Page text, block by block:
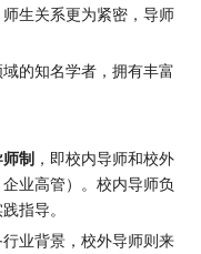
生关系更为紧密，导师
的知名学者，拥有丰富
制 ，即校内导师和校外
业高管）。校内导师负
指导。
业背景，校外导师则来